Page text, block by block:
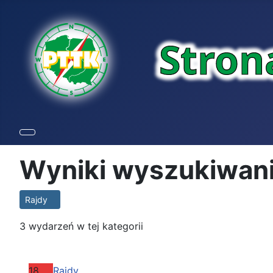
Wyniki
Rajdy
3 wydarzeń w tej kategorii
18 Rajdy